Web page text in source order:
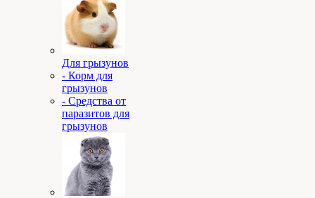
Для грызунов
- Корм для
грызунов
- Средства от
паразитов для
грызунов